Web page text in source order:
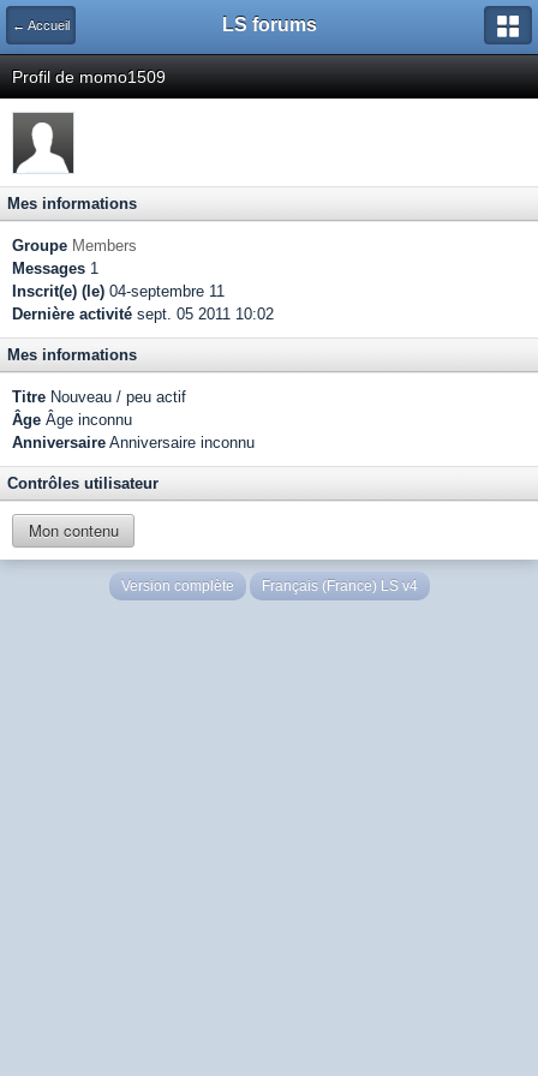
← Accueil LS forums
Profil de momo1509
Mes informations
Groupe Members
Messages 1
Inscrit(e) (le) 04-septembre 11
Dernière activité sept. 05 2011 10:02
Mes informations
Titre Nouveau / peu actif
Âge Âge inconnu
Anniversaire Anniversaire inconnu
Contrôles utilisateur
Mon contenu
Version complète Français (France) LS v4